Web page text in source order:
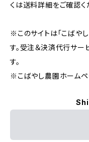
くは送料詳細をご確認く
※このサイトは「こばや
す。受注＆決済代行サー
す。
※こばやし農園ホーム